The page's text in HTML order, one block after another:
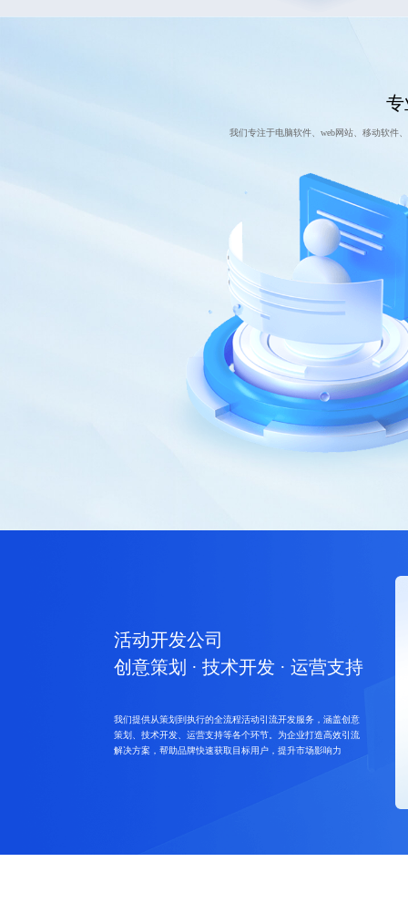
专
我们专注于电脑软件、web网站、移动软件
活动开发公司
创意策划 · 技术开发 · 运营支持
我们提供从策划到执行的全流程活动引流开发服务，涵盖创意
策划、技术开发、运营支持等各个环节。为企业打造高效引流
解决方案，帮助品牌快速获取目标用户，提升市场影响力